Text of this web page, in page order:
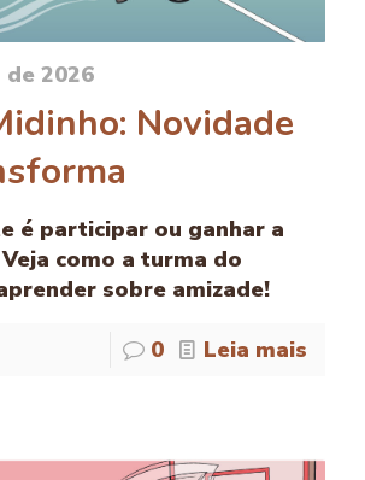
2026
Novidade
é participar ou ganhar a
como a turma do
sobre amizade!
0 Leia mais